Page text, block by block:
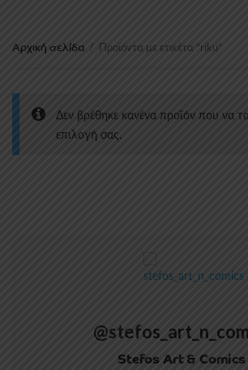
Αρχική σελίδα / Προϊόντα με ετικέτα “riku”
Δεν βρέθηκε κανένα προϊόν που να
επιλογή σας.
Stefos Art & Comics